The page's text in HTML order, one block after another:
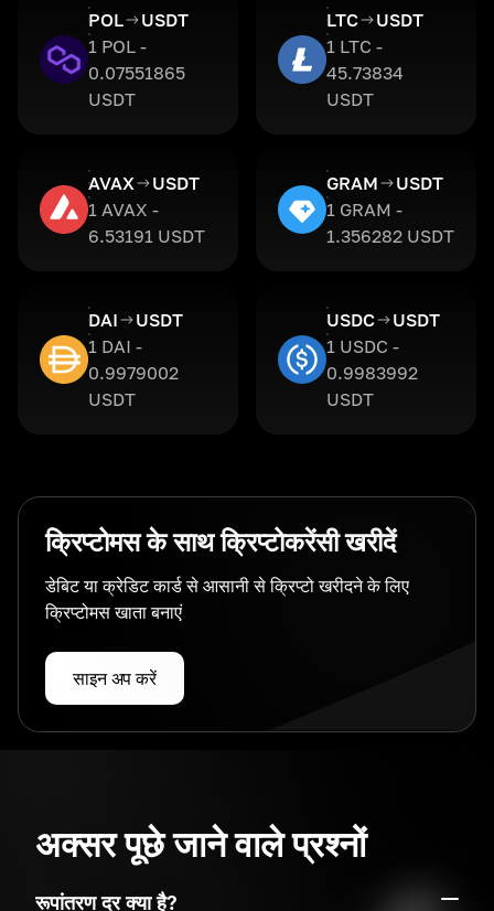
POL
USDT
1 POL -
0.07551865
USDT
LTC
USDT
1 LTC -
45.73834
USDT
AVAX
USDT
1 AVAX -
6.53191 USDT
GRAM
USDT
1 GRAM -
1.356282 USDT
DAI
USDT
1 DAI -
0.9979002
USDT
USDC
USDT
1 USDC -
0.9983992
USDT
क्रिप्टोमस के साथ क्रिप्टोकरेंसी खरीदें
डेबिट या क्रेडिट कार्ड से आसानी से क्रिप्टो खरीदने के लिए
क्रिप्टोमस खाता बनाएं
साइन अप करें
अक्सर पूछे जाने वाले प्रश्नों
रूपांतरण दर क्या है?